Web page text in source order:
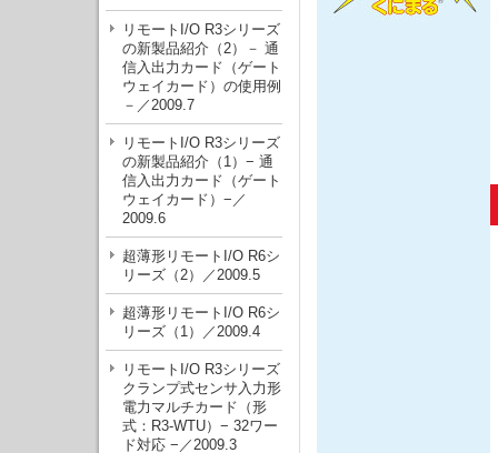
リモートI/O R3シリーズ
の新製品紹介（2）－ 通
信入出力カード（ゲート
ウェイカード）の使用例
－／2009.7
リモートI/O R3シリーズ
の新製品紹介（1）− 通
信入出力カード（ゲート
ウェイカード）−／
2009.6
超薄形リモートI/O R6シ
リーズ（2）／2009.5
超薄形リモートI/O R6シ
リーズ（1）／2009.4
リモートI/O R3シリーズ
クランプ式センサ入力形
電力マルチカード（形
式：R3-WTU）− 32ワー
ド対応 −／2009.3